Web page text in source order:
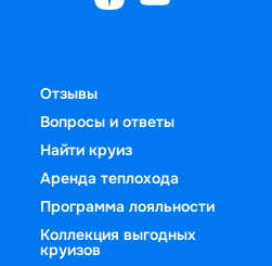
Отзывы
Вопросы и ответы
Найти круиз
Аренда теплохода
Программа лояльности
Коллекция выгодных
круизов